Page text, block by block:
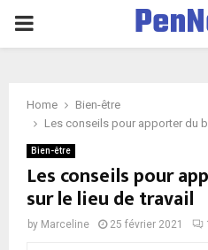
P
M
A
Home
Bien-être
Les conseils pour apporter du
Bien-être
Les conseils pour
sur le lieu de travail
by Marceline 25 février 2021 1